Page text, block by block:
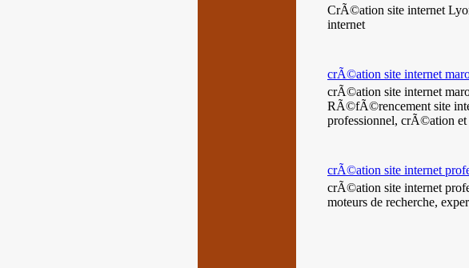
CrÃ©ation site internet
internet
crÃ©ation site internet
crÃ©ation site internet
RÃ©fÃ©rencement site
professionnel, crÃ©ation et
crÃ©ation site internet
crÃ©ation site internet
moteurs de recherche,